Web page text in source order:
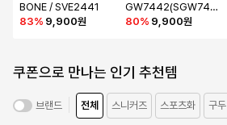
BONE / SVE2441
83% 9,900원
GW7442(SGW745
9)
80% 9,900원
쿠폰으로 만나는 인기 추천템
브랜드 전체 스니커즈 스포츠화 구두